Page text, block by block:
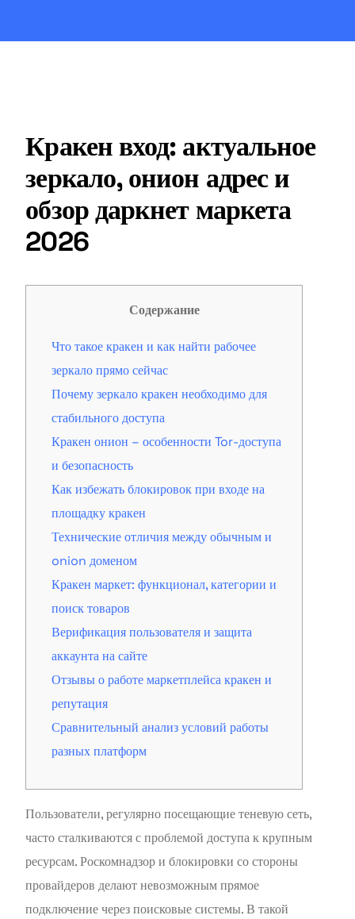
Кракен вход: актуальное
зеркало, онион адрес и
обзор даркнет маркета
2026
Содержание
Что такое кракен и как найти рабочее
зеркало прямо сейчас
Почему зеркало кракен необходимо для
стабильного доступа
Кракен онион – особенности Tor-доступа
и безопасность
Как избежать блокировок при входе на
площадку кракен
Технические отличия между обычным и
onion доменом
Кракен маркет: функционал, категории и
поиск товаров
Верификация пользователя и защита
аккаунта на сайте
Отзывы о работе маркетплейса кракен и
репутация
Сравнительный анализ условий работы
разных платформ
Пользователи, регулярно посещающие теневую сеть,
часто сталкиваются с проблемой доступа к крупным
ресурсам. Роскомнадзор и блокировки со стороны
провайдеров делают невозможным прямое
подключение через поисковые системы. В такой